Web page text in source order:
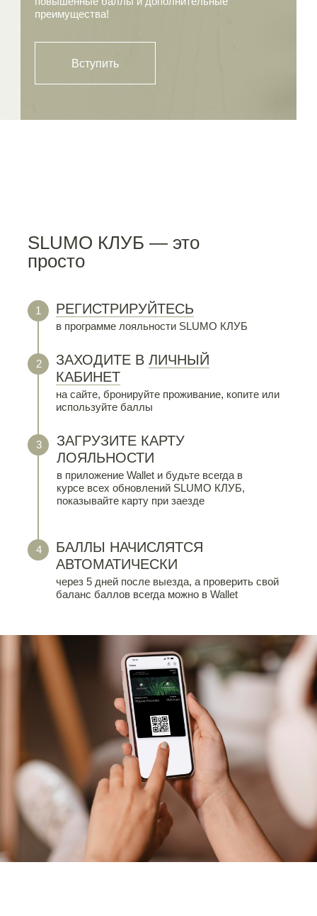
Вступить
преимущества!
через 5 дней после выезда, а проверить свой
баланс баллов всегда можно в Wallet
БАЛЛЫ НАЧИСЛЯТСЯ
АВТОМАТИЧЕСКИ
в приложение Wallet и будьте всегда в
курсе всех обновлений SLUMO КЛУБ,
показывайте карту при заезде
ЗАГРУЗИТЕ КАРТУ
ЛОЯЛЬНОСТИ
на сайте, бронируйте проживание, копите или
используйте баллы
ЗАХОДИТЕ В ЛИЧНЫЙ
КАБИНЕТ
в программе лояльности SLUMO КЛУБ
РЕГИСТРИРУЙТЕСЬ
1
2
SLUMO КЛУБ — это
просто
3
4